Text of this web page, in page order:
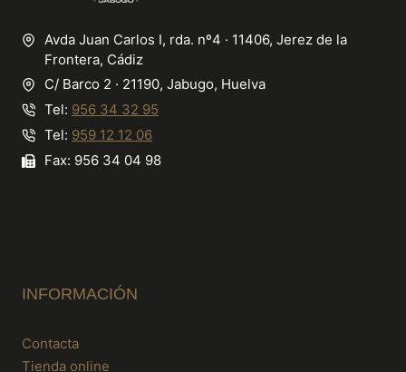
Avda Juan Carlos I, rda. nº4 · 11406, Jerez de la
Frontera, Cádiz
C/ Barco 2 · 21190, Jabugo, Huelva
Tel: 956 34 32 95
Tel: 959 12 12 06
Fax: 956 34 04 98
INFORMACIÓN
Contacta
Tienda online